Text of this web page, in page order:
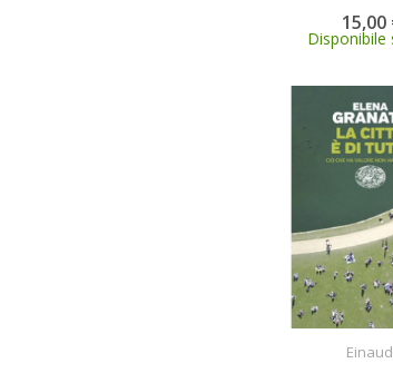
15,00
Disponibile